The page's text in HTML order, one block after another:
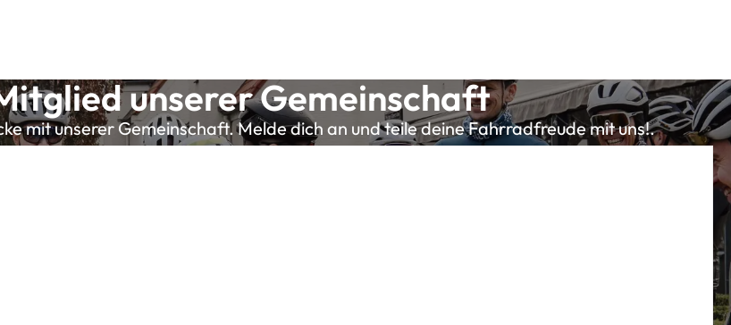
unserer Gemeinschaft
mit unserer Gemeinschaft. Melde dich an und teile deine Fahrradfreude mit uns!.